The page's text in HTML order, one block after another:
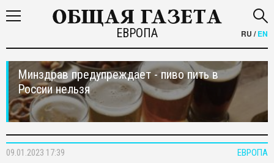
ЕВРОПА RU /EN
Минздрав предупреждает - пиво пить в
России нельзя
ЕВРОПА
09.01.2023 17:39